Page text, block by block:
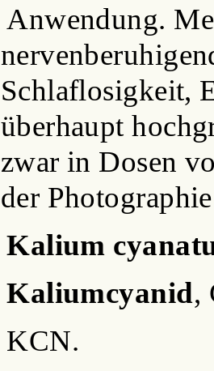
Anwendung.
Schlaflosigkeit,
überhaupt
zwar in Dosen
der
Kalium
Kaliumcyanid,
KCN.